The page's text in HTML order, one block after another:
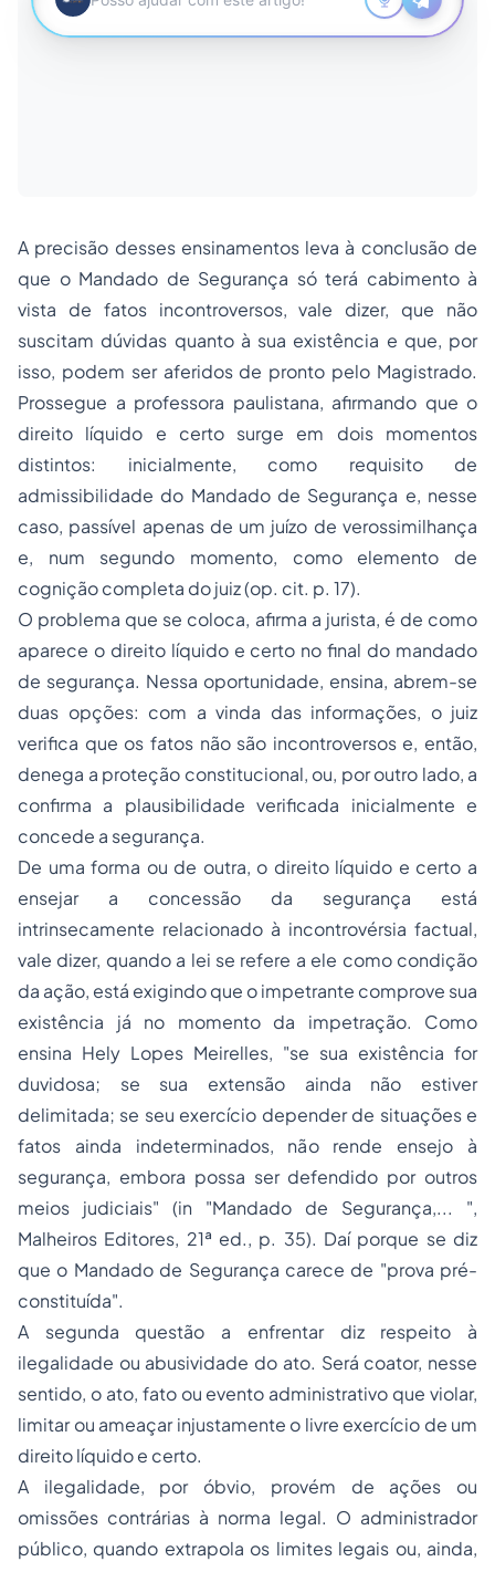
A precisão desses ensinamentos leva à conclusão de
que o Mandado de Segurança só terá cabimento à
vista de fatos incontroversos, vale dizer, que não
suscitam dúvidas quanto à sua existência e que, por
isso, podem ser aferidos de pronto pelo Magistrado.
Prossegue a professora paulistana, afirmando que o
direito líquido e certo surge em dois momentos
distintos: inicialmente, como requisito de
admissibilidade do Mandado de Segurança e, nesse
caso, passível apenas de um juízo de verossimilhança
e, num segundo momento, como elemento de
cognição completa do juiz (op. cit. p. 17).
O problema que se coloca, afirma a jurista, é de como
aparece o direito líquido e certo no final do mandado
de segurança. Nessa oportunidade, ensina, abrem-se
duas opções: com a vinda das informações, o juiz
verifica que os fatos não são incontroversos e, então,
denega a proteção constitucional, ou, por outro lado, a
confirma a plausibilidade verificada inicialmente e
concede a segurança.
De uma forma ou de outra, o direito líquido e certo a
ensejar a concessão da segurança está
intrinsecamente relacionado à incontrovérsia factual,
vale dizer, quando a lei se refere a ele como condição
da ação, está exigindo que o impetrante comprove sua
existência já no momento da impetração. Como
ensina Hely Lopes Meirelles, "se sua existência for
duvidosa; se sua extensão ainda não estiver
delimitada; se seu exercício depender de situações e
fatos ainda indeterminados, não rende ensejo à
segurança, embora possa ser defendido por outros
meios judiciais" (in "Mandado de Segurança,... ",
Malheiros Editores, 21ª ed., p. 35). Daí porque se diz
que o Mandado de Segurança carece de "prova pré-
constituída".
A segunda questão a enfrentar diz respeito à
ilegalidade ou abusividade do ato. Será coator, nesse
sentido, o ato, fatoou evento administrativo que violar,
limitar ou ameaçar injustamente o livre exercício de um
direito líquido e certo.
A ilegalidade, por óbvio, provém de ações ou
omissões contrárias à norma legal. O administrador
público, quando extrapola os limites legais ou, ainda,